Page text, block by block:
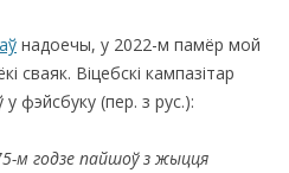
надоечы, у 2022-м памёр мой
сваяк. Віцебскі кампазітар
у фэйсбуку (пер. з рус.):
м годзе пайшоў з жыцця